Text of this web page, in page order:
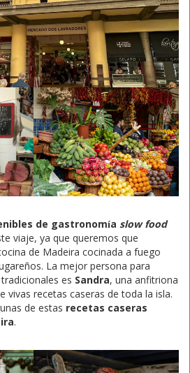
de gastronomía slow food
viaje, ya que queremos que
de Madeira cocinada a fuego
La mejor persona para
es Sandra, una anfitriona
vivas recetas caseras de toda la isla.
de estas recetas caseras
.